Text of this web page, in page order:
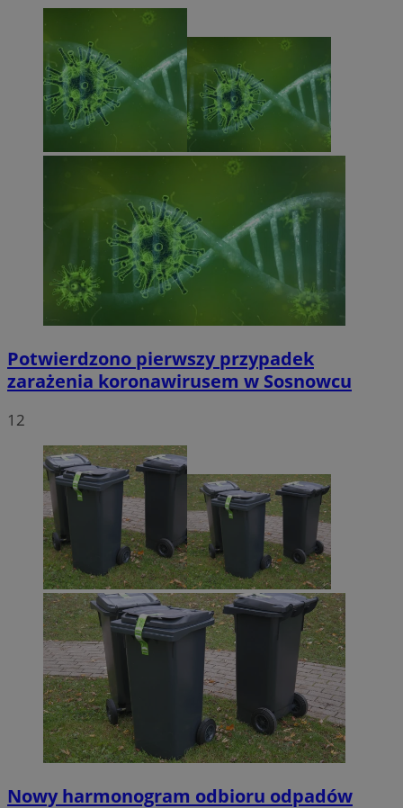
Potwierdzono pierwszy przypadek
zarażenia koronawirusem w Sosnowcu
12
Nowy harmonogram odbioru odpadów